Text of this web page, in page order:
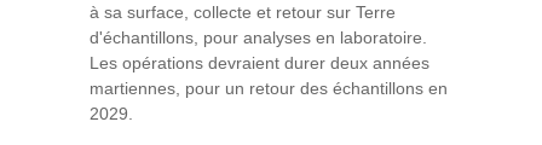
à sa surface, collecte et retour sur Terre
d'échantillons, pour analyses en laboratoire.
Les opérations devraient durer deux années
martiennes, pour un retour des échantillons en
2029.